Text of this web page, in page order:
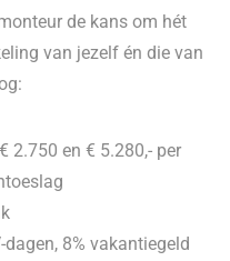
de kans om hét
van jezelf én die van
2.750 en € 5.280,- per
8% vakantiegeld